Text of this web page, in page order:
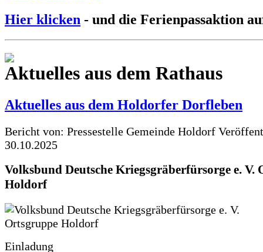
Hier klicken - und die Ferienpassaktion
Aktuelles aus dem Rathaus
Aktuelles aus dem Holdorfer Dorfleben
Bericht von: Pressestelle Gemeinde Holdorf
30.10.2025
Volksbund Deutsche Kriegsgräberfürsorge e. V.
Holdorf
Einladung